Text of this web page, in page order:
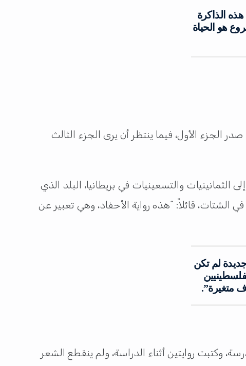
الذاكرة
هو الحياة
الجزء الأول، فيما ينتظر أن يرى الجزء الثالث
والتسعينيات في بريطانيا، البلد الذي
قائلاً: “هذه رواية الأحفاد، وهي تعبير عن
لم تكن
متغيرة”.
وكتبت روايتين أثناء الدراسة، ولم ينقطع الشعر